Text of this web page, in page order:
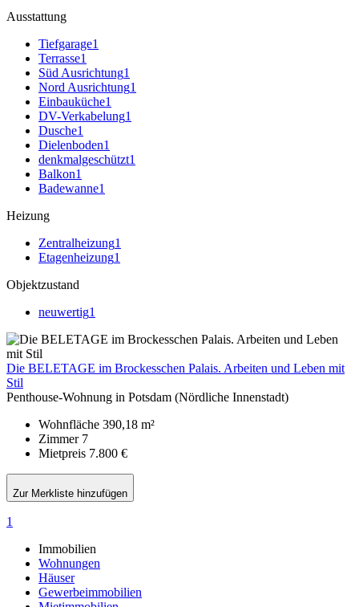
Ausstattung
Tiefgarage1
Terrasse1
Süd Ausrichtung1
Nord Ausrichtung1
Einbauküche1
DV-Verkabelung1
Dusche1
Dielenboden1
denkmalgeschützt1
Balkon1
Badewanne1
Heizung
Zentralheizung1
Etagenheizung1
Objektzustand
neuwertig1
Die BELETAGE im Brockesschen Palais. Arbeiten und Leben mit
Stil
Penthouse-Wohnung in Potsdam (Nördliche Innenstadt)
Wohnfläche 390,18 m²
Zimmer 7
Mietpreis 7.800 €
Zur Merkliste hinzufügen
1
Immobilien
Wohnungen
Häuser
Gewerbeimmobilien